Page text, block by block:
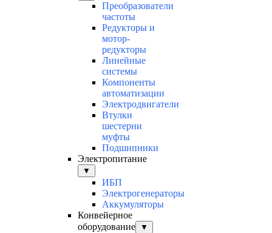
Преобразователи
частоты
Редукторы и
мотор-
редукторы
Линейные
системы
Компоненты
автоматизации
Электродвигатели
Втулки
шестерни
муфты
Подшипники
Электропитание
▼
ИБП
Электрогенераторы
Аккумуляторы
Конвейерное
оборудование
▼